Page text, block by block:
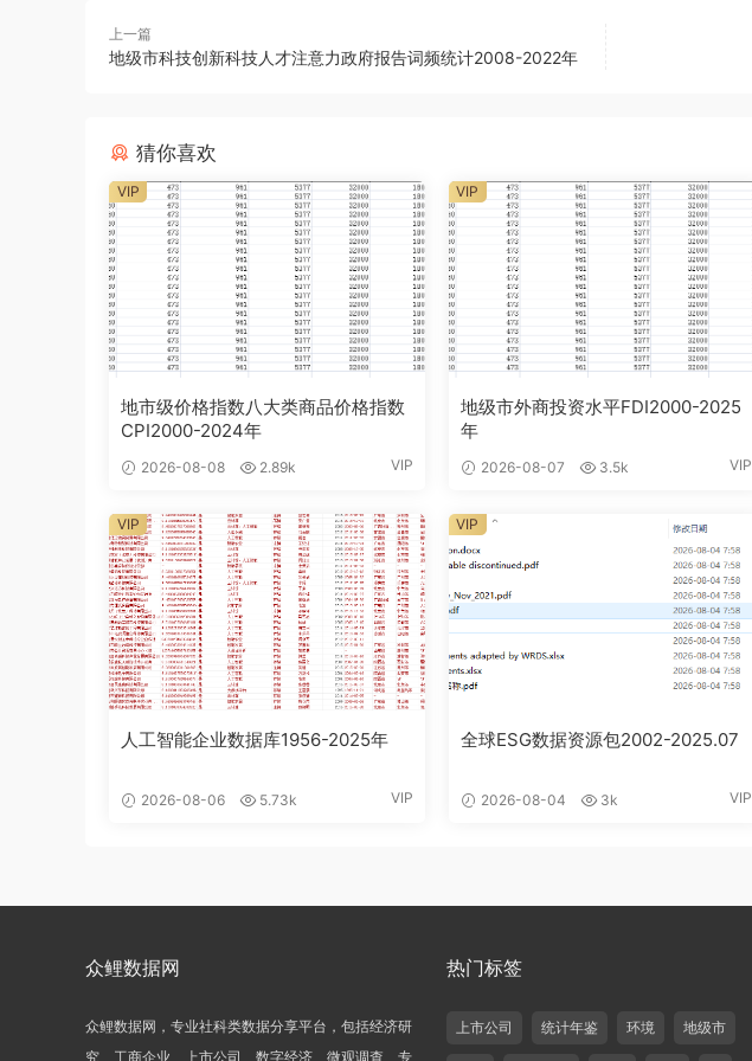
上一篇
地级市科技创新科技人才注意力政府报告词频统计2008-2022年
猜你喜欢
地市级价格指数八大类商品价格指数
CPI2000-2024年
2026-08-08 2.89k VIP
VIP
地级市外商投资水平FDI2000-2025
年
2026-08-07 3.5k VIP
VIP
人工智能企业数据库1956-2025年
2026-08-06 5.73k VIP
VIP
全球ESG数据资源包2002-2025.07
2026-08-04 3k VIP
VIP
众鲤数据网
众鲤数据网，专业社科类数据分享平台，包括经济研
究、工商企业、上市公司、数字经济、微观调查、专
热门标签
上市公司 统计年鉴 环境 地级市